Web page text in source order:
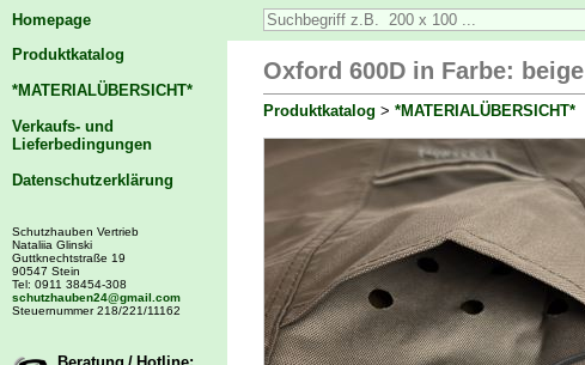
Homepage
Produktkatalog
*MATERIALÜBERSICHT*
Verkaufs- und
Lieferbedingungen
Datenschutzerklärung
Schutzhauben Vertrieb
Nataliia Glinski
Guttknechtstraße 19
90547 Stein
Tel: 0911 38454-308
schutzhauben24@gmail.com
Steuernummer 218/221/11162
Oxford 600D in Farbe: beige
Produktkatalog > *MATERIALÜBERSICHT*